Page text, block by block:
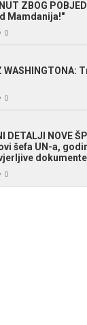
ZBOG
Mamdanija!"
0
WASHINGTONA:
0
DETALJI NOVE
šefa UN-a,
0